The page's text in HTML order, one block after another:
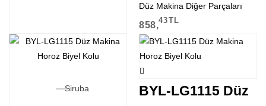
Düz Makina Diğer Parçaları
858,43TL
Siruba
BYL-LG1115 Düz